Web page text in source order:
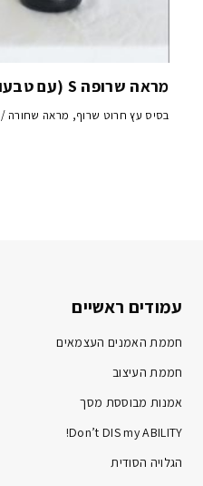
מראה שרופה S (עם טבעות)
בסיס עץ חרוט שרוף, מראה שחורה / 32x20x10 cm, 2020
עמודים ראשיים
חממת האמנים העצמאים
חממת העיצוב
אמנות מבוססת מסך
Don’t DIS my ABILITY!
הגלויה הסודית